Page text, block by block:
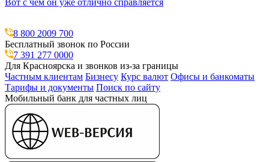
8 800 2009 700
Бесплатный звонок по России
7 391 277 0000
Для Красноярска и звонков из-за границы
Частным клиентам Бизнесу Курс валют Офисы и банкоматы
Тарифы и документы Поиск по сайту
Мобильный банк для частных лиц